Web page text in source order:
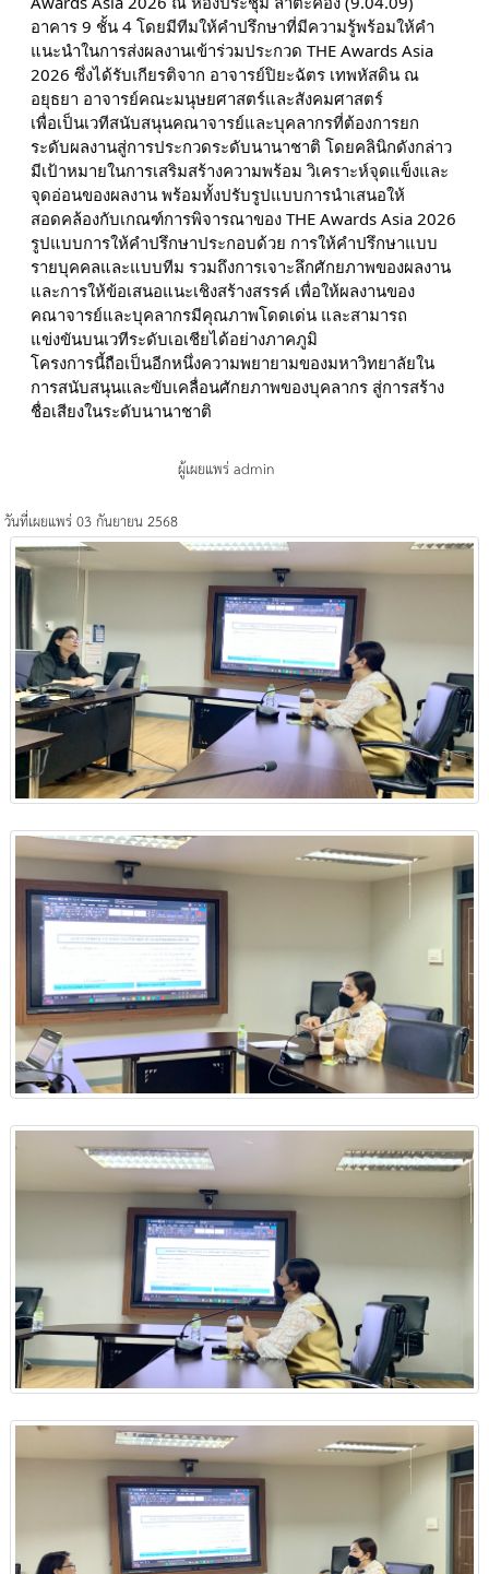
อาคาร 9 ชั้น 4 โดยมีทีมให้คำปรึกษาที่มีความรู้พร้อมให้คำ
แนะนำในการส่งผลงานเข้าร่วมประกวด THE Awards Asia
2026 ซึ่งได้รับเกียรติจาก อาจารย์ปิยะฉัตร เทพหัสดิน ณ
อยุธยา อาจารย์คณะมนุษยศาสตร์และสังคมศาสตร์
เพื่อเป็นเวทีสนับสนุนคณาจารย์และบุคลากรที่ต้องการยก
ระดับผลงานสู่การประกวดระดับนานาชาติ โดยคลินิกดังกล่าว
มีเป้าหมายในการเสริมสร้างความพร้อม วิเคราะห์จุดแข็งและ
จุดอ่อนของผลงาน พร้อมทั้งปรับรูปแบบการนำเสนอให้
สอดคล้องกับเกณฑ์การพิจารณาของ THE Awards Asia 2026
รูปแบบการให้คำปรึกษาประกอบด้วย การให้คำปรึกษาแบบ
รายบุคคลและแบบทีม รวมถึงการเจาะลึกศักยภาพของผลงาน
และการให้ข้อเสนอแนะเชิงสร้างสรรค์ เพื่อให้ผลงานของ
คณาจารย์และบุคลากรมีคุณภาพโดดเด่น และสามารถ
แข่งขันบนเวทีระดับเอเชียได้อย่างภาคภูมิ
โครงการนี้ถือเป็นอีกหนึ่งความพยายามของมหาวิทยาลัยใน
การสนับสนุนและขับเคลื่อนศักยภาพของบุคลากร สู่การสร้าง
ชื่อเสียงในระดับนานาชาติ
วันที่เผยแพร่ 03 กันยายน 2568
ผู้เผยแพร่ admin